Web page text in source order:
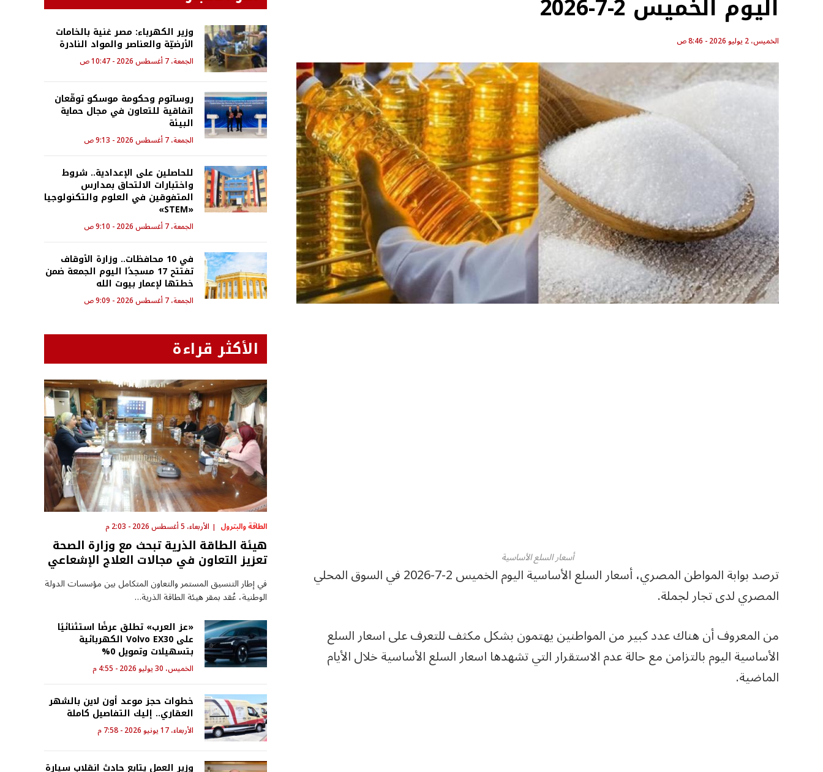
اليوم الخميس 2-7-2026
الخميس، 2 يوليو 2026 - 8:46 ص
أسعار السلع الأساسية
ترصد بوابة المواطن المصري، أسعار السلع الأساسية اليوم الخميس 2-7-2026 في السوق المحلي
المصري لدى تجار لجملة.
من المعروف أن هناك عدد كبير من المواطنين يهتمون بشكل مكثف للتعرف على اسعار السلع
الأساسية اليوم بالتزامن مع حالة عدم الاستقرار التي تشهدها اسعار السلع الأساسية خلال الأيام
الماضية.
وزير الكهرباء: مصر غنية بالخامات
الأرضيّة والعناصر والمواد النادرة
الجمعة، 7 أغسطس 2026 - 10:47 ص
روساتوم وحكومة موسكو توقّعان
اتفاقية للتعاون في مجال حماية
البيئة
الجمعة، 7 أغسطس 2026 - 9:13 ص
للحاصلين على الإعدادية.. شروط
واختبارات الالتحاق بمدارس
المتفوقين في العلوم والتكنولوجيا
«STEM»
الجمعة، 7 أغسطس 2026 - 9:10 ص
في 10 محافظات.. وزارة الأوقاف
تفتتح 17 مسجدًا اليوم الجمعة ضمن
خطتها لإعمار بيوت الله
الجمعة، 7 أغسطس 2026 - 9:09 ص
الأكثر قراءة
الطاقة والبترول الأربعاء، 5 أغسطس 2026 - 2:03 م
هيئة الطاقة الذرية تبحث مع وزارة الصحة
تعزيز التعاون في مجالات العلاج الإشعاعي
في إطار التنسيق المستمر والتعاون المتكامل بين مؤسسات الدولة
الوطنية، عُقد بمقر هيئة الطاقة الذرية…
«عز العرب» تطلق عرضًا استثنائيًا
على Volvo EX30 الكهربائية
بتسهيلات وتمويل 0%
الخميس، 30 يوليو 2026 - 4:55 م
خطوات حجز موعد أون لاين بالشهر
العقاري.. إليك التفاصيل كاملة
الأربعاء، 17 يونيو 2026 - 7:58 م
وزير العمل يتابع حادث انقلاب سيارة